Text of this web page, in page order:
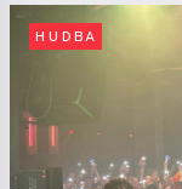
HUDBA